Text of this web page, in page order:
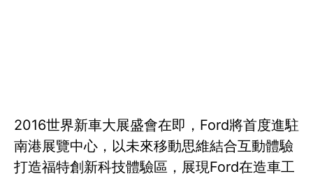
2016世界新車大展盛會在即，Ford將首度進駐
南港展覽中心，以未來移動思維結合互動體驗
打造福特創新科技體驗區，展現Ford在造車工